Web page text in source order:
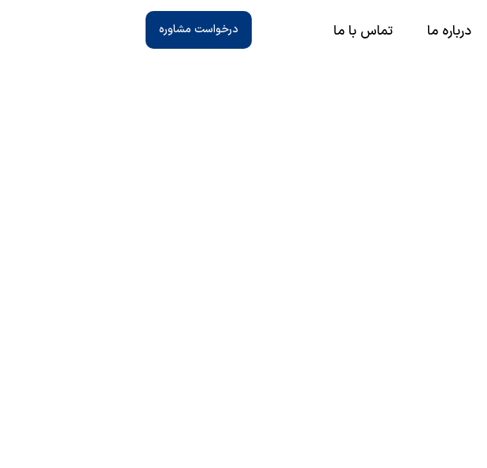
درباره ما تماس با ما درخواست مشاوره